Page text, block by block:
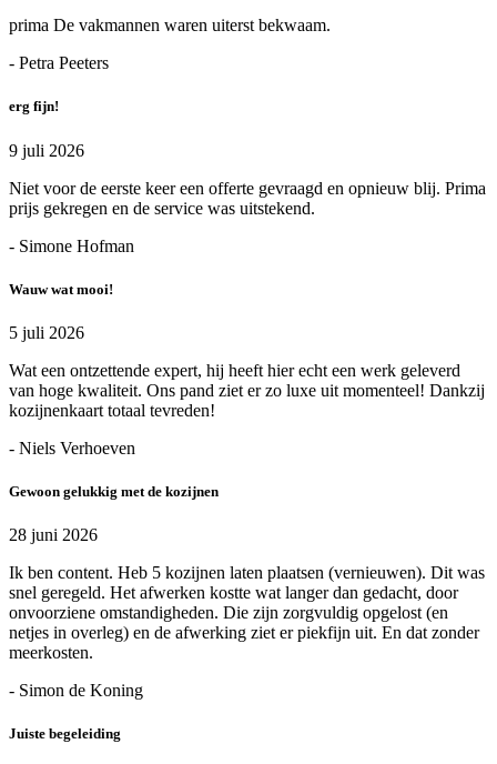
prima De vakmannen waren uiterst bekwaam.
- Petra Peeters
erg fijn!
9 juli 2026
Niet voor de eerste keer een offerte gevraagd en opnieuw blij. Prima
prijs gekregen en de service was uitstekend.
- Simone Hofman
Wauw wat mooi!
5 juli 2026
Wat een ontzettende expert, hij heeft hier echt een werk geleverd
van hoge kwaliteit. Ons pand ziet er zo luxe uit momenteel! Dankzij
kozijnenkaart totaal tevreden!
- Niels Verhoeven
Gewoon gelukkig met de kozijnen
28 juni 2026
Ik ben content. Heb 5 kozijnen laten plaatsen (vernieuwen). Dit was
snel geregeld. Het afwerken kostte wat langer dan gedacht, door
onvoorziene omstandigheden. Die zijn zorgvuldig opgelost (en
netjes in overleg) en de afwerking ziet er piekfijn uit. En dat zonder
meerkosten.
- Simon de Koning
Juiste begeleiding